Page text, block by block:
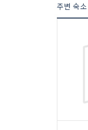
주변 숙